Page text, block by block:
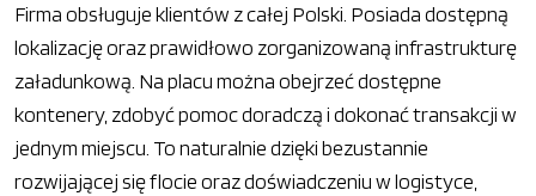
Firma obsługuje klientów z całej Polski. Posiada dostępną
lokalizację oraz prawidłowo zorganizowaną infrastrukturę
załadunkową. Na placu można obejrzeć dostępne
kontenery, zdobyć pomoc doradczą i dokonać transakcji w
jednym miejscu. To naturalnie dzięki bezustannie
rozwijającej się flocie oraz doświadczeniu w logistyce,